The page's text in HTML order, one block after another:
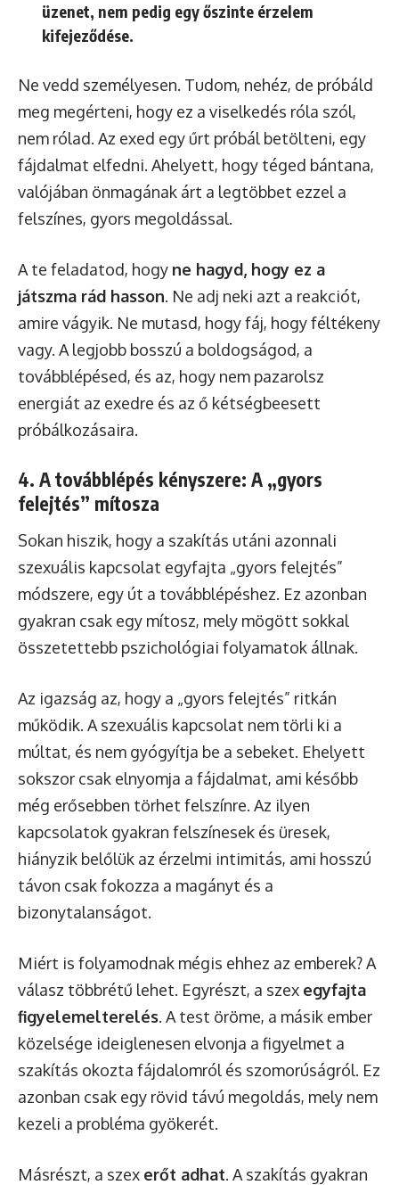
üzenet, nem pedig egy őszinte érzelem
kifejeződése.
Ne vedd személyesen. Tudom, nehéz, de próbáld
meg megérteni, hogy ez a viselkedés róla szól,
nem rólad. Az exed egy űrt próbál betölteni, egy
fájdalmat elfedni. Ahelyett, hogy téged bántana,
valójában önmagának árt a legtöbbet ezzel a
felszínes, gyors megoldással.
A te feladatod, hogy ne hagyd, hogy ez a
játszma rád hasson. Ne adj neki azt a reakciót,
amire vágyik. Ne mutasd, hogy fáj, hogy féltékeny
vagy. A legjobb bosszú a boldogságod, a
továbblépésed, és az, hogy nem pazarolsz
energiát az exedre és az ő kétségbeesett
próbálkozásaira.
4. A továbblépés kényszere: A „gyors
felejtés” mítosza
Sokan hiszik, hogy a szakítás utáni azonnali
szexuális kapcsolat egyfajta „gyors felejtés”
módszere, egy út a továbblépéshez. Ez azonban
gyakran csak egy mítosz, mely mögött sokkal
összetettebb pszichológiai folyamatok állnak.
Az igazság az, hogy a „gyors felejtés” ritkán
működik. A szexuális kapcsolat nem törli ki a
múltat, és nem gyógyítja be a sebeket. Ehelyett
sokszor csak elnyomja a fájdalmat, ami később
még erősebben törhet felszínre. Az ilyen
kapcsolatok gyakran felszínesek és üresek,
hiányzik belőlük az érzelmi intimitás, ami hosszú
távon csak fokozza a magányt és a
bizonytalanságot.
Miért is folyamodnak mégis ehhez az emberek? A
válasz többrétű lehet. Egyrészt, a szex egyfajta
figyelemelterelés. A test öröme, a másik ember
közelsége ideiglenesen elvonja a figyelmet a
szakítás okozta fájdalomról és szomorúságról. Ez
azonban csak egy rövid távú megoldás, mely nem
kezeli a probléma gyökerét.
Másrészt, a szex erőt adhat. A szakítás gyakran